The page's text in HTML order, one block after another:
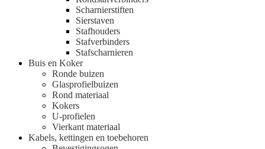
Scharnierstiften
Sierstaven
Stafhouders
Stafverbinders
Stafscharnieren
Buis en Koker
Ronde buizen
Glasprofielbuizen
Rond materiaal
Kokers
U-profielen
Vierkant materiaal
Kabels, kettingen en toebehoren